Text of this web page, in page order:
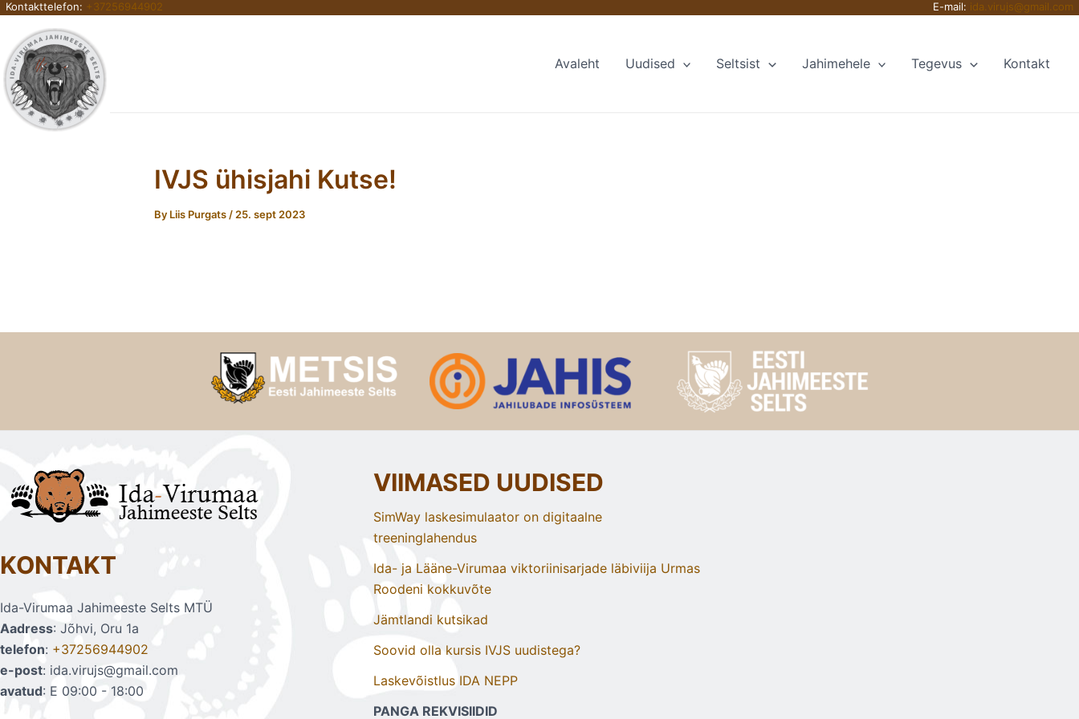
Skip
content
Kontakttelefon: +37256944902 E-mail: ida.virujs@gmail.com
Avaleht Uudised Seltsist Jahimehele Tegevus Kontakt
IVJS ühisjahi Kutse!
By Liis Purgats / 25. sept 2023
KONTAKT
Ida-Virumaa Jahimeeste Selts MTÜ
Aadress: Jõhvi, Oru 1a
telefon: +37256944902
e-post: ida.virujs@gmail.com
avatud: E 09:00 - 18:00
VIIMASED UUDISED
SimWay laskesimulaator on digitaalne
treeninglahendus
Ida- ja Lääne-Virumaa viktoriinisarjade läbiviija Urmas
Roodeni kokkuvõte
Jämtlandi kutsikad
Soovid olla kursis IVJS uudistega?
Laskevõistlus IDA NEPP
PANGA REKVISIIDID